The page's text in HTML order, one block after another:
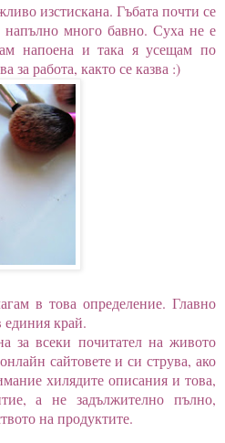
изстискана. Гъбата почти се
напълно много бавно. Суха не е
напоена и така я усещам по
за работа, както се казва :)
в това определение. Главно
единия край.
за всеки почитател на живото
сайтовете и си струва, ако
хилядите описания и това,
а не задължително пълно,
на продуктите.